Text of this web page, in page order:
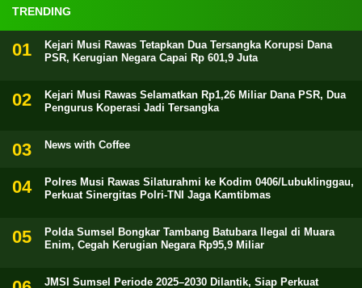
TRENDING
Kejari Musi Rawas Tetapkan Dua Tersangka Korupsi Dana
PSR, Kerugian Negara Capai Rp 601,9 Juta
Kejari Musi Rawas Selamatkan Rp1,26 Miliar Dana PSR, Dua
Pengurus Koperasi Jadi Tersangka
News with Coffee
Polres Musi Rawas Silaturahmi ke Kodim 0406/Lubuklinggau,
Perkuat Sinergitas Polri-TNI Jaga Kamtibmas
Polda Sumsel Bongkar Tambang Batubara Ilegal di Muara
Enim, Cegah Kerugian Negara Rp95,9 Miliar
JMSI Sumsel Periode 2025–2030 Dilantik, Siap Perkuat